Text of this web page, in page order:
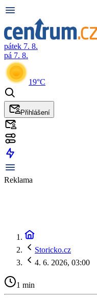
pátek 7. 8.
pá 7. 8.
19°C
Přihlášení
Reklama
Storicko.cz
4. 6. 2026, 03:00
1 min